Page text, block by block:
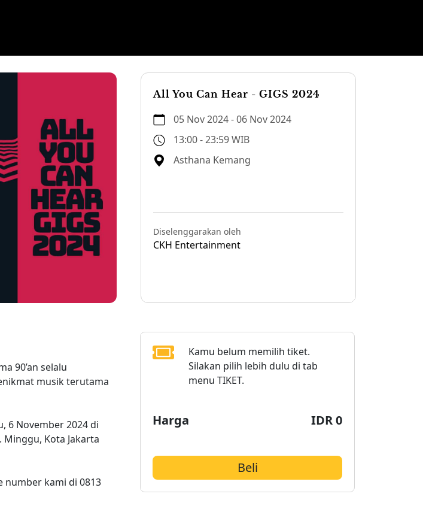
All You Can Hear - GIGS 2024
05 Nov 2024 - 06 Nov 2024
13:00 - 23:59 WIB
Asthana Kemang
Diselenggarakan oleh
CKH Entertainment
90’an selalu
musik terutama
6 November 2024 di
Minggu, Kota Jakarta
number kami di 0813
Kamu belum memilih tiket.
Silakan pilih lebih dulu di tab
menu TIKET.
Harga IDR0
Beli